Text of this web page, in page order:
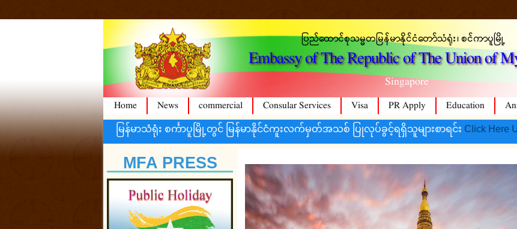
ပြည်ထောင်စုသမ္မတမြန်မာနိုင်ငံတော်သံရုံး၊ စင်ကာပူမြို့
Embassy of The Republic of The Union of
Singapore
Home News commercial Consular Services Visa PR Apply Education
မြန်မာသံရုံး စင်္ကာပူမြို့တွင် မြန်မာနိုင်ငံကူးလက်မှတ်အသစ် ပြုလုပ်ခွင့်ရရှိသူများစာရင်းClick Here Update
MFA PRESS